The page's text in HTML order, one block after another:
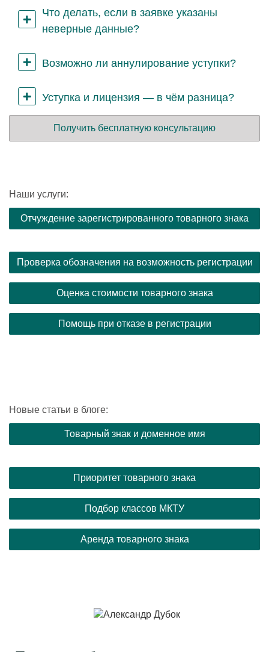
Что делать, если в заявке указаны
неверные данные?
Возможно ли аннулирование уступки?
Уступка и лицензия — в чём разница?
Получить бесплатную консультацию
Наши услуги:
Отчуждение зарегистрированного товарного знака
Проверка обозначения на возможность регистрации
Оценка стоимости товарного знака
Помощь при отказе в регистрации
Новые статьи в блоге:
Товарный знак и доменное имя
Приоритет товарного знака
Подбор классов МКТУ
Аренда товарного знака